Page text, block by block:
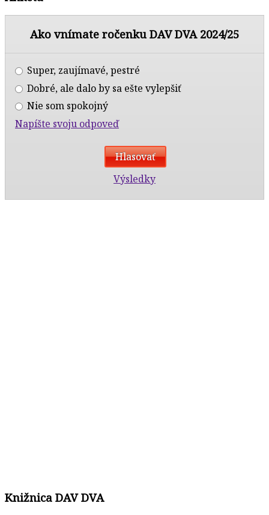
Ako vnímate ročenku DAV DVA 2024/25
Super, zaujímavé, pestré
Dobré, ale dalo by sa ešte vylepšiť
Nie som spokojný
Napíšte svoju odpoveď
Výsledky
Knižnica DAV DVA